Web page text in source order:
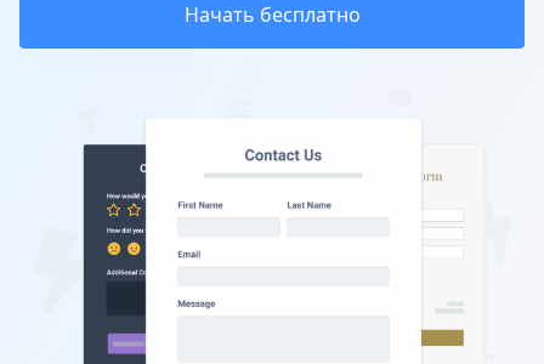
Начать бесплатно